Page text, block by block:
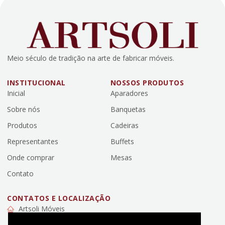
Meio século de tradição na arte de fabricar móveis.
INSTITUCIONAL
Inicial
Sobre nós
Produtos
Representantes
Onde comprar
Contato
NOSSOS PRODUTOS
Aparadores
Banquetas
Cadeiras
Buffets
Mesas
CONTATOS E LOCALIZAÇÃO
Artsoli Móveis